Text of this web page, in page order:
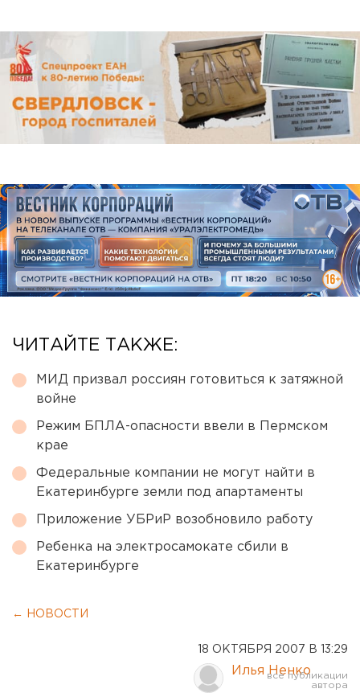
ЧИТАЙТЕ ТАКЖЕ:
МИД призвал россиян готовиться к затяжной
войне
Режим БПЛА-опасности ввели в Пермском
крае
Федеральные компании не могут найти в
Екатеринбурге земли под апартаменты
Приложение УБРиР возобновило работу
Ребенка на электросамокате сбили в
Екатеринбурге
← НОВОСТИ
18 ОКТЯБРЯ 2007 В 13:29
Илья Ненко